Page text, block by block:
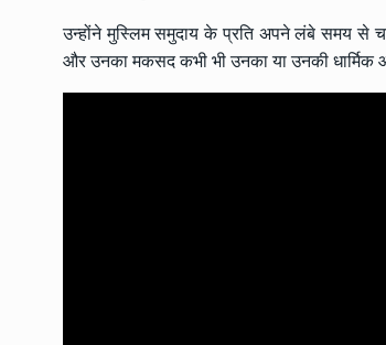
उन्होंने मुस्लिम समुदाय के प्रति अपने लंबे समय से
और उनका मकसद कभी भी उनका या उनकी धार्मिक